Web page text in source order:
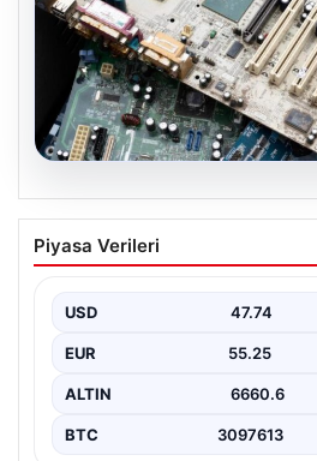
08.08.2026
Kurumsal Atık
Dönüşüm
sistemlerini sürekli periyotlarla
modernizasyon aşamasında
Piyasa Verileri
USD 47.74
EUR 55.25
ALTIN 6660.6
BTC 3097613